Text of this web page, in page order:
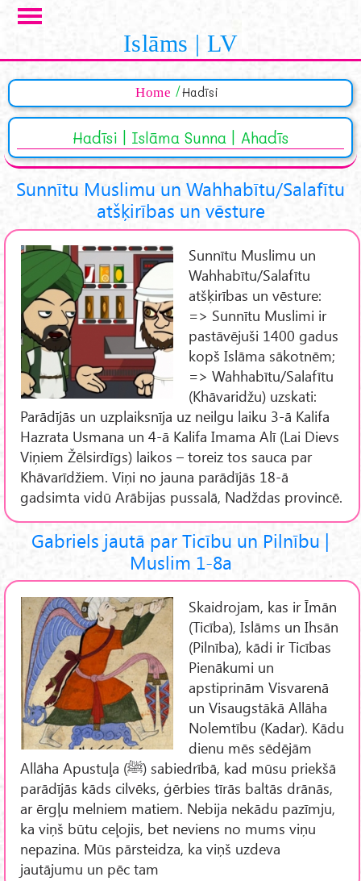
Skip to main content
Islāms | LV
Home Hadīsi
Hadīsi | Islāma Sunna | Ahadīs
Sunnītu Muslimu un Wahhabītu/Salafītu
atšķirības un vēsture
Sunnītu Muslimu un
Wahhabītu/Salafītu
atšķirības un vēsture:
=> Sunnītu Muslimi ir
pastāvējuši 1400 gadus
kopš Islāma sākotnēm;
=> Wahhabītu/Salafītu
(Khāvaridžu) uzskati:
Parādījās un uzplaiksnīja uz neilgu laiku 3-ā Kalifa
Hazrata Usmana un 4-ā Kalifa Imama Alī (Lai Dievs
Viņiem Žēlsirdīgs) laikos – toreiz tos sauca par
Khāvarīdžiem. Viņi no jauna parādījās 18-ā
gadsimta vidū Arābijas pussalā, Nadždas provincē.
Gabriels jautā par Ticību un Pilnību |
Muslim 1-8a
Skaidrojam, kas ir Īmān
(Ticība), Islāms un Ihsān
(Pilnība), kādi ir Ticības
Pienākumi un
apstiprinām Visvarenā
un Visaugstākā Allāha
Nolemtību (Kadar). Kādu
dienu mēs sēdējām
Allāha Apustuļa (ﷺ) sabiedrībā, kad mūsu priekšā
parādījās kāds cilvēks, ģērbies tīrās baltās drānās,
ar ērgļu melniem matiem. Nebija nekādu pazīmju,
ka viņš būtu ceļojis, bet neviens no mums viņu
nepazina. Mūs pārsteidza, ka viņš uzdeva
jautājumu un pēc tam